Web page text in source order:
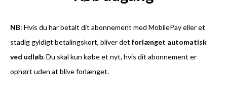
NB: Hvis du har betalt dit abonnement med MobilePay eller et
stadig gyldigt betalingskort, bliver det forlænget automatisk
ved udløb. Du skal kun købe et nyt, hvis dit abonnement er
ophørt uden at blive forlænget.